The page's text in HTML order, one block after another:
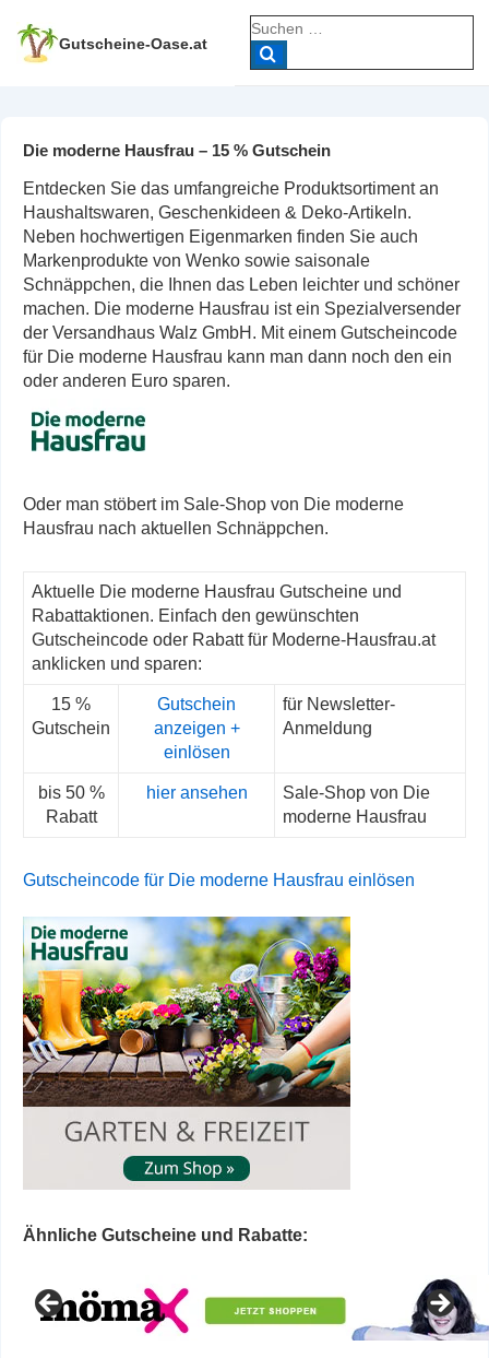
Zum
Inhalt
Gutscheine-Oase.at
Suche
nach:
Die moderne Hausfrau – 15 % Gutschein
Entdecken Sie das umfangreiche Produktsortiment an
Haushaltswaren, Geschenkideen & Deko-Artikeln.
Neben hochwertigen Eigenmarken finden Sie auch
Markenprodukte von Wenko sowie saisonale
Schnäppchen, die Ihnen das Leben leichter und schöner
machen. Die moderne Hausfrau ist ein Spezialversender
der Versandhaus Walz GmbH. Mit einem Gutscheincode
für Die moderne Hausfrau kann man dann noch den ein
oder anderen Euro sparen.
Oder man stöbert im Sale-Shop von Die moderne
Hausfrau nach aktuellen Schnäppchen.
Aktuelle Die moderne Hausfrau Gutscheine und
Rabattaktionen. Einfach den gewünschten
Gutscheincode oder Rabatt für Moderne-Hausfrau.at
anklicken und sparen:
15 %
Gutschein
Gutschein
anzeigen +
einlösen
für Newsletter-
Anmeldung
bis 50 %
Rabatt
hier ansehen
Sale-Shop von Die
moderne Hausfrau
Gutscheincode für Die moderne Hausfrau einlösen
Ähnliche Gutscheine und Rabatte: